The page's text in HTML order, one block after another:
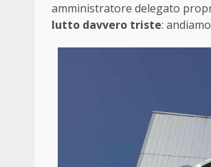
amministratore delegato
lutto davvero triste: